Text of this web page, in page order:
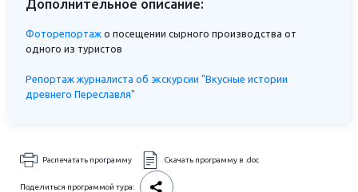
Дополнительное описание:
Фоторепортаж о посещении сырного производства от
одного из туристов
Репортаж журналиста об экскурсии "Вкусные истории
древнего Переславля"
Распечатать программу Скачать программу в .doc
Поделиться программой тура: